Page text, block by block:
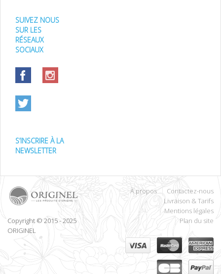
SUIVEZ NOUS
SUR LES
RÉSEAUX
SOCIAUX
S’INSCRIRE À LA
NEWSLETTER
Copyright © 2015 - 2025
ORIGINEL
À propos
Contactez-nous
Livraison & Tarifs
Mentions légales
Plan du site